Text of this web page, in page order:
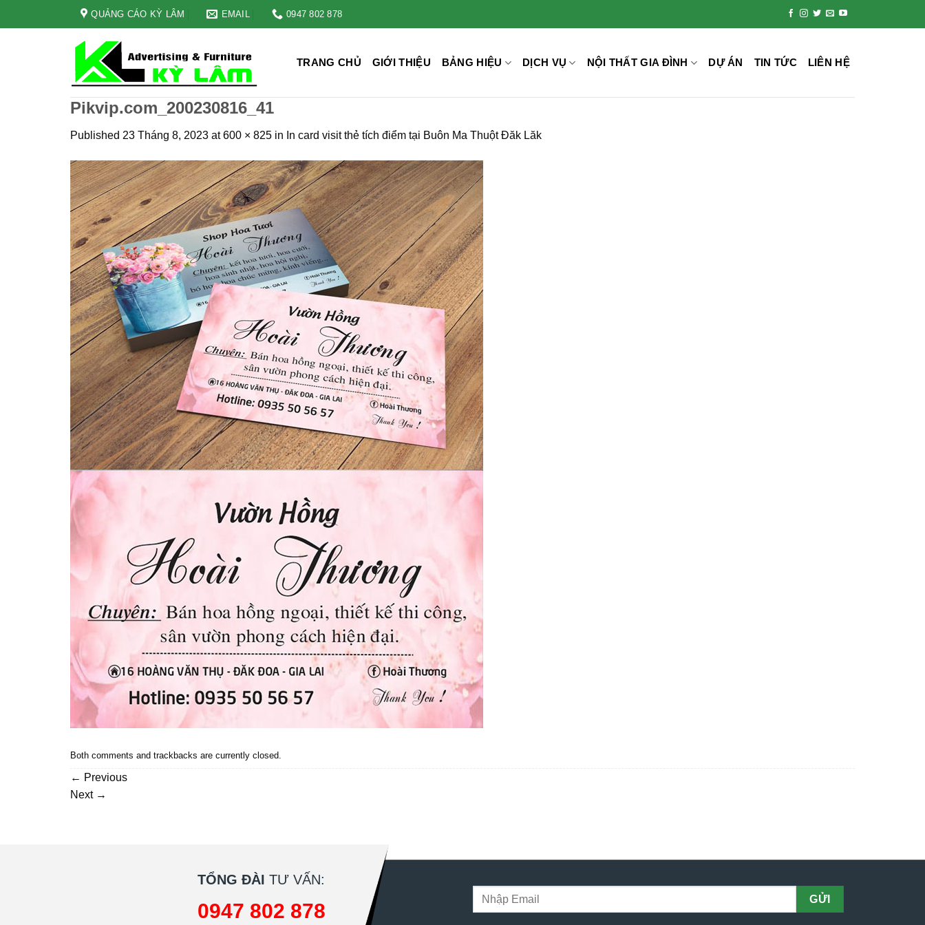
QUẢNG CÁO KỲ LÂM EMAIL 0947 802 878
TRANG CHỦ GIỚI THIỆU BẢNG HIỆU DỊCH VỤ NỘI THẤT GIA ĐÌNH DỰ ÁN TIN TỨC LIÊN HỆ
Pikvip.com_200230816_41
Published 23 Tháng 8, 2023 at600 × 825 in In card visit thẻ tích điểm tại Buôn Ma Thuột Đăk Lăk
Both comments and trackbacks are currently closed.
← Previous
Next →
TỔNG ĐÀI TƯ VẤN:
0947 802 878